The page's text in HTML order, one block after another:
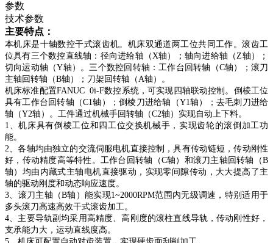
参数
技术参数
主要特点：
本机床是十轴数控干式滚齿机。机床双通道两工位共同工作。滚齿工
位具有三个数控直线轴：径向进给轴（X轴）；轴向进给轴（Z轴）；
切向运动轴（Y轴）。三个数控回转轴：工作台回转轴（C轴）；滚刀
主轴回转轴（B轴）；刀架回转轴（A轴）。
机床标准配置FANUC 0i-F数控系统，可实现四轴联动控制。倒棱工位
具有工作台回转轴（C1轴）；倒棱刀进给轴（Y1轴）；去毛刺刀进给
轴（Y2轴）。工件通过机械手回转轴（C2轴）实现自动上下料。
1 、机床具有倒棱工位和四工位交换机械手，实现齿轮的滚倒加工功
能。
2、各轴均由独立的交流伺服电机直接控制，具有传动链短，传动刚性
好，传动精度高等特性。工作台回转轴（C轴）和滚刀主轴回转轴（B
轴）均由内藏式主轴电机直接驱动，实现零间隙传动，大大提高了主
轴的驱动刚度和动态响应速度。
3、滚刀主轴（B轴）能实现1~2000RPM范围内无级调速，特别适用于
多头滚刀高速高效干式滚齿加工。
4、主要导轨副均采用高精度、高刚度的滚柱直线导轨，传动刚性好，
支承能力大，运动直线度高。